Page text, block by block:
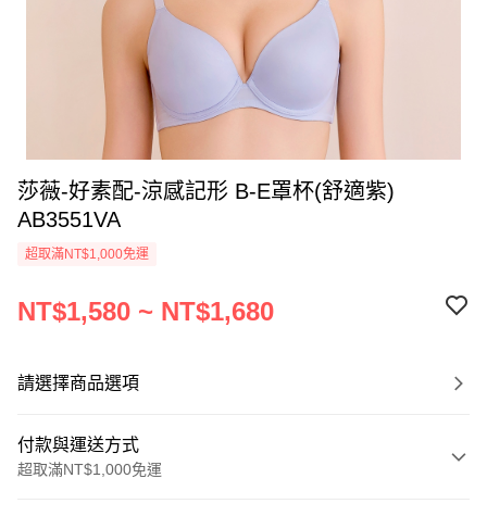
莎薇-好素配-涼感記形 B-E罩杯(舒適紫)
AB3551VA
超取滿NT$1,000免運
NT$1,580 ~ NT$1,680
請選擇商品選項
付款與運送方式
超取滿NT$1,000免運